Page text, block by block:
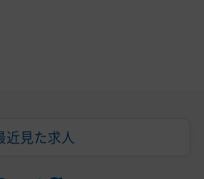
近見た求人